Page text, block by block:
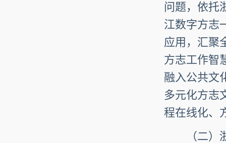
问题，依托
江数字方志
应用，汇聚
方志工作智
融入公共文
多元化方志
程在线化、
（二）浙